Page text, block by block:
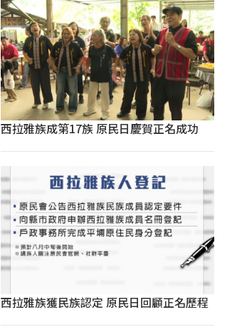
西拉雅族成第17族 原民日慶賀正名成功
西拉雅族獲民族認定 原民日回顧正名歷程